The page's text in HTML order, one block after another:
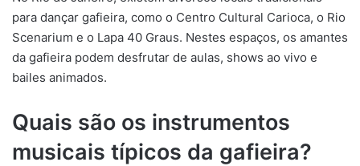
para dançar gafieira, como o Centro Cultural Carioca, o Rio
Scenarium e o Lapa 40 Graus. Nestes espaços, os amantes
da gafieira podem desfrutar de aulas, shows ao vivo e
bailes animados.
Quais são os instrumentos
musicais típicos da gafieira?